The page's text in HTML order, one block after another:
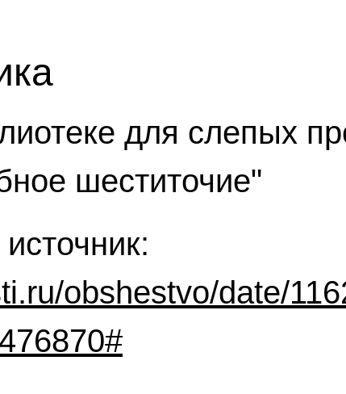
для слепых
шеститочие"
obshestvo/date/